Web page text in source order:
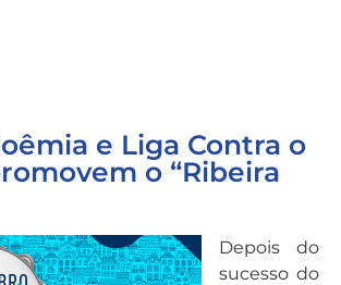
e Liga Contra o
o “Ribeira
Depois do
sucesso do